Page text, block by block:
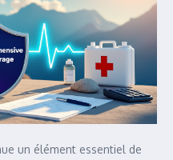
un élément essentiel de